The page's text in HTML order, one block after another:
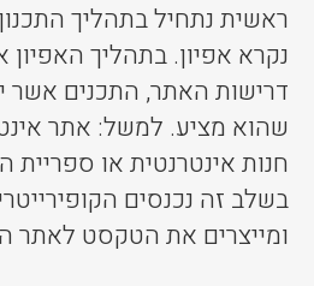
ראשית נתחיל בתהליך
נקרא אפיון. בתהליך האפיון
דרישות האתר, התכנים אשר
שהוא מציע. למשל: אתר
חנות אינטרנטית או ספריית
בשלב זה נכנסים
ומייצרים את הטקסט לאתר